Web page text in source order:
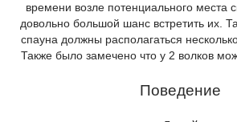
времени возле потенциального места
довольно большой шанс встретить их.
спауна должны располагаться
Также было замечено что у 2 волков
Поведение